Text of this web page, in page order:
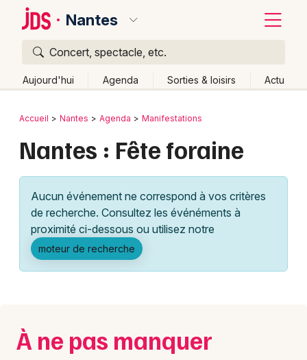
Nantes
Concert, spectacle, etc.
Aujourd'hui Agenda Sorties & loisirs Actu
Publier un événement
Grands événements
Activité & Expérience
Manifestations
Spectacles
Bordeaux
Lille
Lyon
Marseille
Nantes
Retour
Accueil Nantes Agenda Manifestations
Nantes : Fête foraine
Aucun événement ne correspond à vos critères
de recherche. Consultez les événéments à
proximité ci-dessous ou utilisez notre
moteur de recherche
À ne pas manquer
Quoi ?
Où ?
Pays de la Loire
Partout Près de moi Changer de lieu
Quand ?
Ce week-end